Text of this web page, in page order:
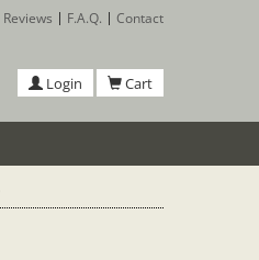
Reviews F.A.Q. Contact
Login Cart